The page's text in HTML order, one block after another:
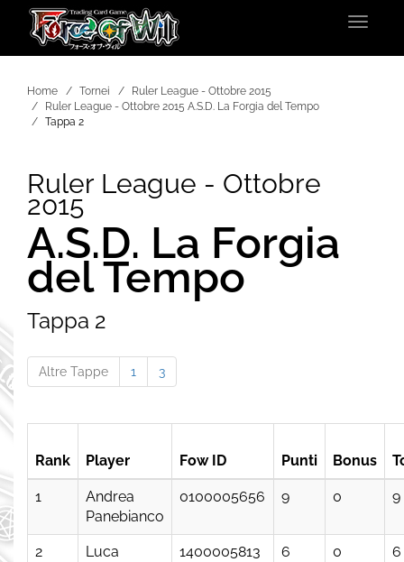
Toggle
Home Tornei
Ruler League - Ottobre 2015
Ruler League - Ottobre 2015 A.S.D. La Forgia del Tempo
Tappa 2
Ruler League - Ottobre
2015
A.S.D. La Forgia
del Tempo
Tappa 2
Altre Tappe 1 3
Rank Player Fow ID Punti Bonus
1
Andrea
Panebianco
0100005656 9 0 9
2
Luca
1400005813 6 0 6